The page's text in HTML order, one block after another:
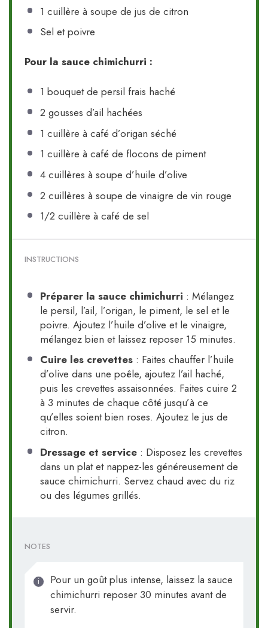
1 cuillère à soupe de jus de citron
Sel et poivre
Pour la sauce chimichurri :
1 bouquet de persil frais haché
2 gousses d’ail hachées
1 cuillère à café d’origan séché
1 cuillère à café de flocons de piment
4cuillères à soupe d’huile d’olive
2 cuillères à soupe de vinaigre de vin rouge
1/2 cuillère à café de sel
INSTRUCTIONS
Préparer la sauce chimichurri : Mélangez
le persil, l’ail, l’origan, le piment, le sel et le
poivre. Ajoutez l’huile d’olive et le vinaigre,
mélangez bien et laissez reposer 15 minutes.
Cuire les crevettes: Faites chauffer l’huile
d’olive dans une poêle, ajoutez l’ail haché,
puis les crevettes assaisonnées. Faites cuire 2
à 3 minutes de chaque côté jusqu’à ce
qu’elles soient bien roses. Ajoutez le jus de
citron.
Dressage et service: Disposez les crevettes
dans un plat et nappez-les généreusement de
sauce chimichurri. Servez chaud avec du riz
ou des légumes grillés.
NOTES
Pour un goût plus intense, laissez la sauce
chimichurri reposer 30 minutes avant de
servir.